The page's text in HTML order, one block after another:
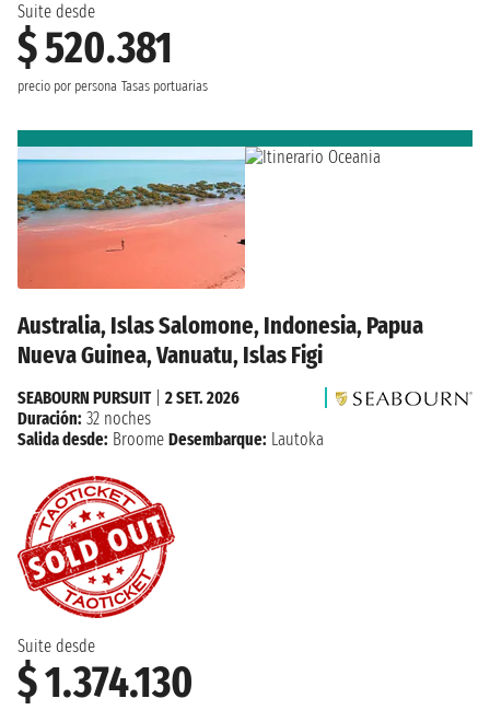
Suite desde
$ 520.381
precio por persona Tasas portuarias
Australia, Islas Salomone, Indonesia, Papua
Nueva Guinea, Vanuatu, Islas Figi
Suite desde
$ 1.374.130
SEABOURN PURSUIT| 2 SET. 2026
Duración: 32 noches
Salida desde: Broome Desembarque: Lautoka